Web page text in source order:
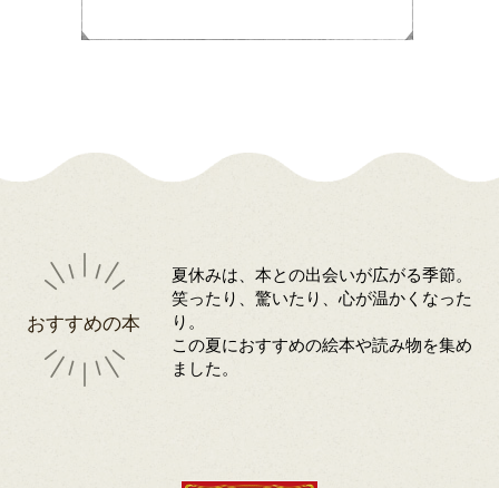
おすすめの本
夏休みは、本との出会いが広がる季節。
笑ったり、驚いたり、心が温かくなった
り。
この夏におすすめの絵本や読み物を集め
ました。